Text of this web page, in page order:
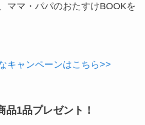
ママ・パパのおたすけBOOKを
キャンペーンはこちら>>
品1品プレゼント！